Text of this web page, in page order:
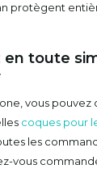
protègent
en toute
vous
coques pour
les
vous